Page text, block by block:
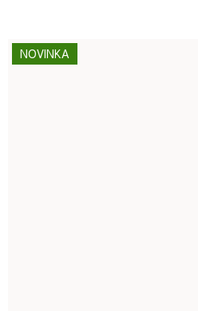
NOVINKA